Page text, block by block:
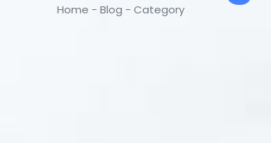
Home - Blog - Category